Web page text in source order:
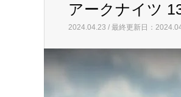
アークナイツ
2024.04.23 / 最終更新日：